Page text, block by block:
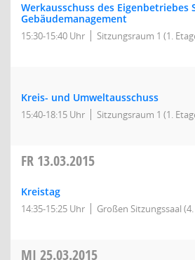
Werkausschuss des Eigenbetriebes
Gebäudemanagement
15:30-15:40 Uhr Sitzungsraum 1 (1.
Kreis- und Umweltausschuss
15:40-18:15 Uhr Sitzungsraum 1 (1.
FR 13.03.2015
Kreistag
14:35-15:25 Uhr Großen Sitzungssaal
MI 25.03.2015